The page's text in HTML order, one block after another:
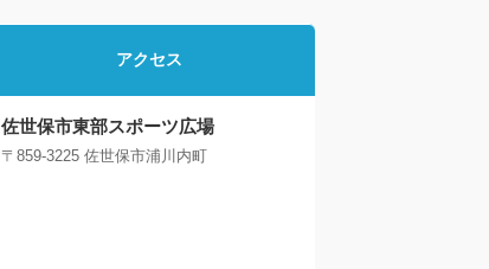
アクセス
佐世保市東部スポーツ広場
〒859-3225 佐世保市浦川内町